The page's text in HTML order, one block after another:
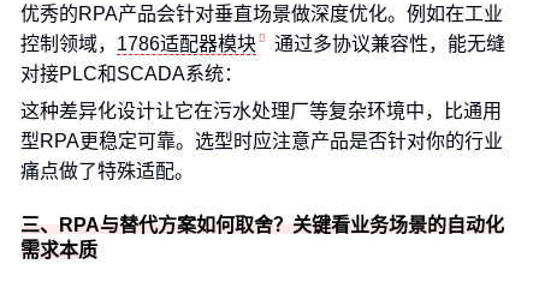
优秀的RPA产品会针对垂直场景做深度优化。例如在工业
控制领域， 1786适配器模块
通过多协议兼容性，能无缝
对接PLC和SCADA系统：
这种差异化设计让它在污水处理厂等复杂环境中，比通用
型RPA更稳定可靠。选型时应注意产品是否针对你的行业
痛点做了特殊适配。
三、RPA与替代方案如何取舍？关键看业务场景的自动化
需求本质